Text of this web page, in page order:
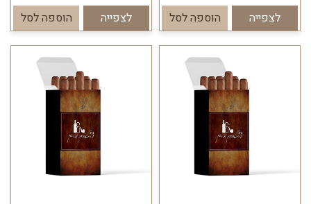
לצפייה הוספה לסל לצפייה הוספה לסל